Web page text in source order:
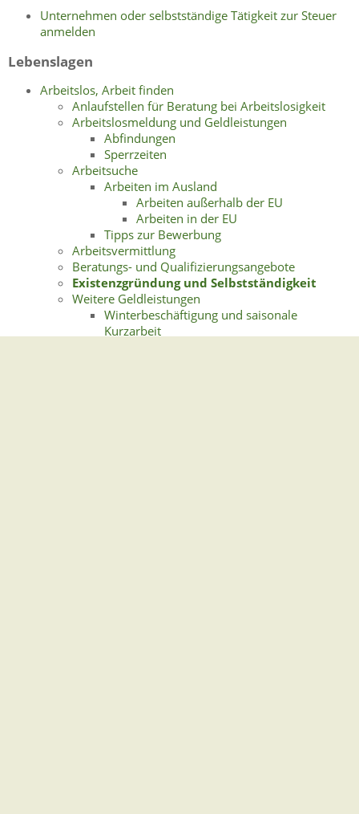
Unternehmen oder selbstständige Tätigkeit zur Steuer
anmelden
Lebenslagen
Arbeitslos, Arbeit finden
Anlaufstellen für Beratung bei Arbeitslosigkeit
Arbeitslosmeldung und Geldleistungen
Abfindungen
Sperrzeiten
Arbeitsuche
Arbeiten im Ausland
Arbeiten außerhalb der EU
Arbeiten in der EU
Tipps zur Bewerbung
Arbeitsvermittlung
Beratungs- und Qualifizierungsangebote
Existenzgründung und Selbstständigkeit
Weitere Geldleistungen
Winterbeschäftigung und saisonale
Kurzarbeit